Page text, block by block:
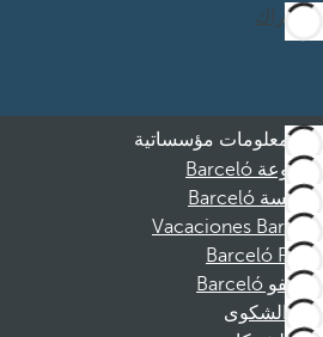
الاشتراك
معلومات مؤسساتية
مجموعة Barceló
مؤسسة Barceló
Vacaciones Barceló
Barceló Films
موظفو Barceló
قناة الشكوى